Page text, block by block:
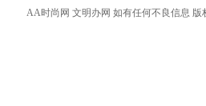
AA时尚网 文明办网 如有任何不良信息 版